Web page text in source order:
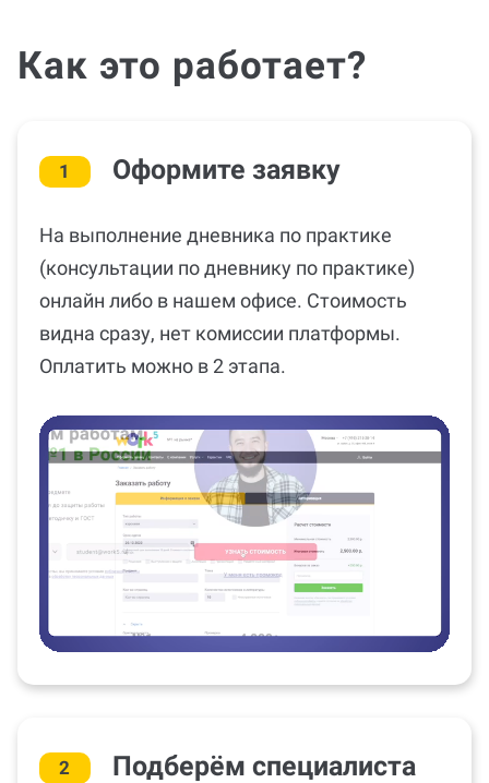
Как это работает?
1 Оформите заявку
На выполнение дневника по практике
(консультации по дневнику по практике)
онлайн либо в нашем офисе. Стоимость
видна сразу, нет комиссии платформы.
Оплатить можно в 2 этапа.
2 Подберём специалиста